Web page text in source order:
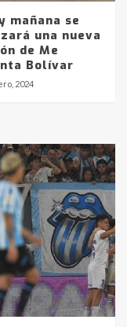
mañana se
una nueva
de Me
Bolívar
2024